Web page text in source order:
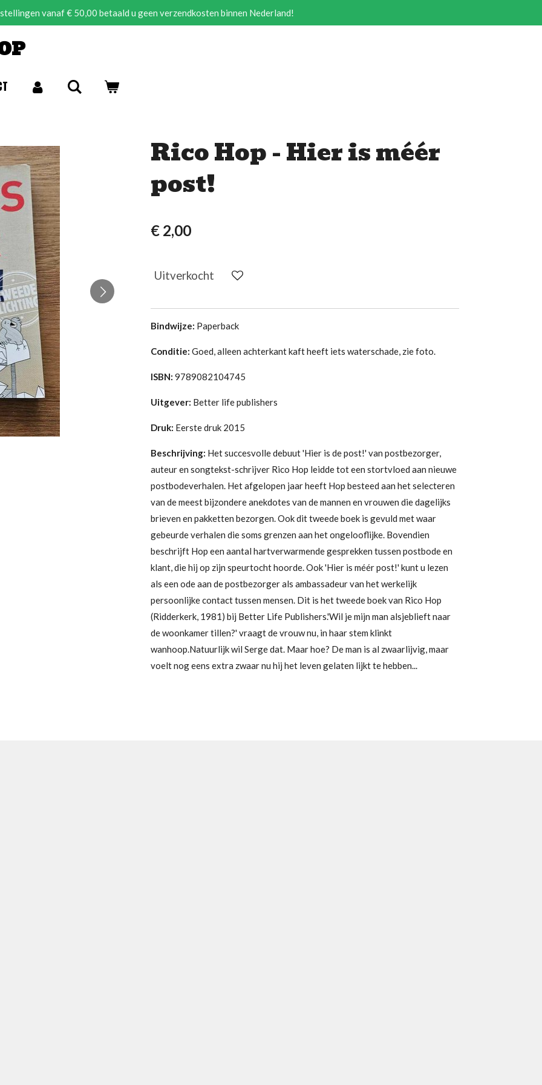
vanaf € 50,00 betaald u geen verzendkosten binnen Nederland!
Rico Hop - Hier is méér
post!
€ 2,00
Uitverkocht
Bindwijze: Paperback
Conditie: Goed,alleen achterkant kaft heeft iets waterschade, zie foto.
ISBN: 9789082104745
Uitgever: Better life publishers
Druk: Eerste druk 2015
Beschrijving: Het succesvolle debuut 'Hier is de post!' van postbezorger,
auteur en songtekst-schrijver Rico Hop leidde tot een stortvloed aan nieuwe
postbodeverhalen. Het afgelopen jaar heeft Hop besteed aan het selecteren
van de meest bijzondere anekdotes van de mannen en vrouwen die dagelijks
brieven en pakketten bezorgen. Ook dit tweede boek is gevuld met waar
gebeurde verhalen die soms grenzen aan het ongelooflijke. Bovendien
beschrijft Hop een aantal hartverwarmende gesprekken tussen postbode en
klant, die hij op zijn speurtocht hoorde. Ook 'Hier is méér post!' kunt u lezen
als een ode aan de postbezorger als ambassadeur van het werkelijk
persoonlijke contact tussen mensen. Dit is het tweede boek van Rico Hop
(Ridderkerk, 1981) bij Better Life Publishers.'Wil je mijn man alsjeblieft naar
de woonkamer tillen?' vraagt de vrouw nu, in haar stem klinkt
wanhoop.Natuurlijk wil Serge dat. Maar hoe? De man is al zwaarlijvig, maar
voelt nog eens extra zwaar nu hij het leven gelaten lijkt te hebben...